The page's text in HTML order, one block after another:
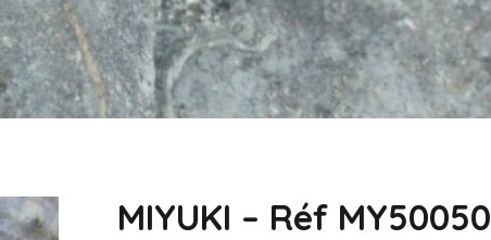
MIYUKI – Réf MY50050